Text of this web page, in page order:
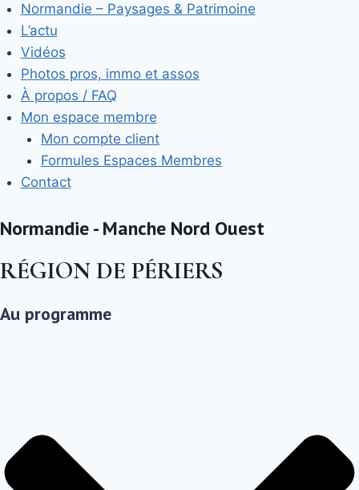
Normandie – Paysages & Patrimoine
L’actu
Vidéos
Photos pros, immo et assos
À propos / FAQ
Mon espace membre
Mon compte client
Formules Espaces Membres
Contact
Normandie - Manche Nord Ouest
RÉGION DE PÉRIERS
Au programme